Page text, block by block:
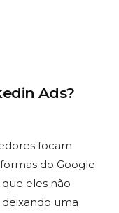
Ads?
focam
do Google
eles não
uma